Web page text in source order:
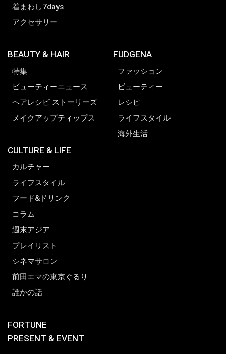
着まわし7days
アクセサリー
BEAUTY & HAIR
特集
ビューティーニュース
ヘアレシピ ストーリーズ
メイクアップティップス
CULTURE & LIFE
カルチャー
ライフスタイル
フード&ドリンク
コラム
週末アジア
プレイリスト
シネマサロン
前田エマの東京ぐるり
誰かの話
FUDGENA
ファッション
ビューティー
レシピ
ライフスタイル
海外生活
FORTUNE
PRESENT & EVENT